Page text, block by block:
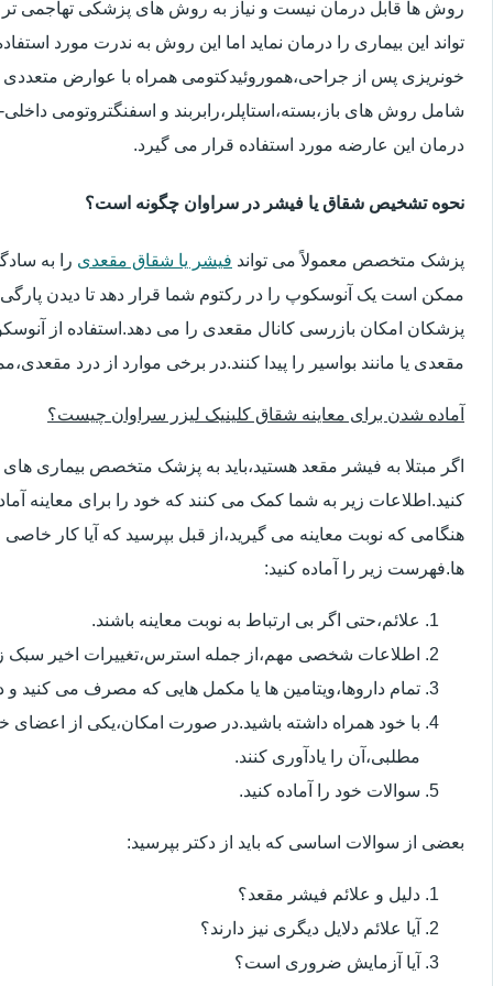
روش ها قابل درمان نیست و نیاز به روش های پزشکی تهاجمی
تواند این بیماری را درمان نماید اما این روش به ندرت مورد
خونریزی پس از جراحی،هموروئیدکتومی همراه با عوارض
شامل روش های باز،بسته،استاپلر،رابربند و اسفنگتروتومی
درمان این عارضه مورد استفاده قرار می گیرد.
نحوه تشخیص شقاق یا فیشر در سراوان چگونه است؟
پزشک متخصص معمولاً می تواند فیشر یا شقاق مقعدی را به
ممکن است یک آنوسکوپ را در رکتوم شما قرار دهد تا دیدن
پزشکان امکان بازرسی کانال مقعدی را می دهد.استفاده از
مقعدی یا مانند بواسیر را پیدا کنند.در برخی موارد از درد
آماده شدن برای معاینه شقاق کلینیک لیزر سراوان چیست؟
اگر مبتلا به فیشر مقعد هستید،باید به پزشک متخصص بیماری
کنید.اطلاعات زیر به شما کمک می کنند که خود را برای معاینه
هنگامی که نوبت معاینه می گیرید،از قبل بپرسید که آیا کار
ها.فهرست زیر را آماده کنید:
علائم،حتی اگر بی ارتباط به نوبت معاینه باشند.
اطلاعات شخصی مهم،از جمله استرس،تغییرات اخیر سبک
تمام داروها،ویتامین ها یا مکمل هایی که مصرف می کنید و
با خود همراه داشته باشید.در صورت امکان،یکی از
مطلبی،آن را یادآوری کنند.
سوالات خود را آماده کنید.
بعضی از سوالات اساسی که باید از دکتر بپرسید:
دلیل و علائم فیشر مقعد؟
آیا علائم دلایل دیگری نیز دارند؟
آیا آزمایش ضروری است؟